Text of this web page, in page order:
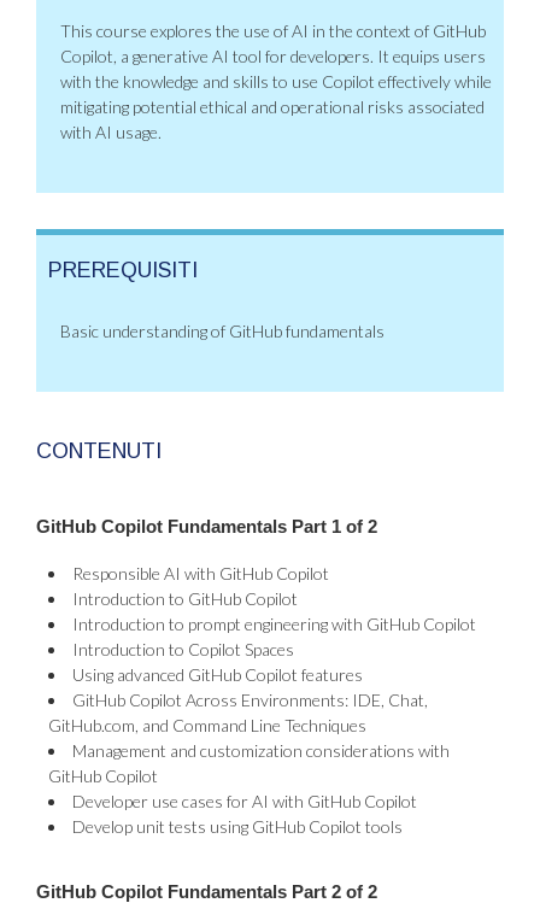
This course explores the use of AI in the context of GitHub
Copilot, a generative AI tool for developers. It equips users
with the knowledge and skills to use Copilot effectively while
mitigating potential ethical and operational risks associated
with AI usage.
PREREQUISITI
Basic understanding of GitHub fundamentals
CONTENUTI
GitHub Copilot Fundamentals Part 1 of 2
Responsible AI with GitHub Copilot
Introduction to GitHub Copilot
Introduction to prompt engineering with GitHub Copilot
Introduction to Copilot Spaces
Using advanced GitHub Copilot features
GitHub Copilot Across Environments: IDE, Chat,
GitHub.com, and Command Line Techniques
Management and customization considerations with
GitHub Copilot
Developer use cases for AI with GitHub Copilot
Develop unit tests using GitHub Copilot tools
GitHub Copilot Fundamentals Part 2 of 2